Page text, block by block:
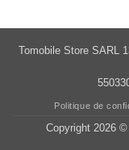
Tomobile Store SARL
Politique de
Copyright 2026 ©